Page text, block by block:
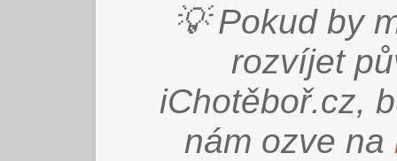
💡 Pokud by
rozvíjet
iChotěboř.cz,
nám ozve na